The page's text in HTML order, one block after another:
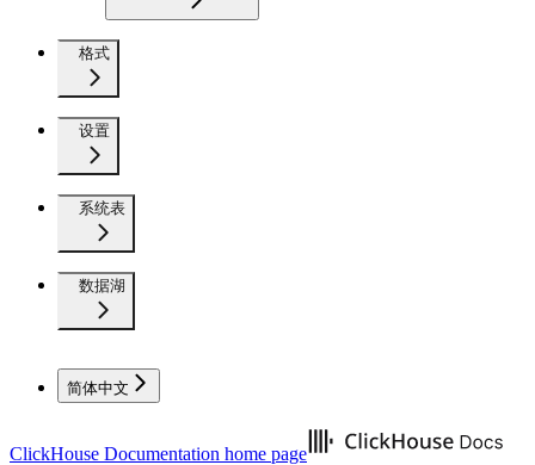
格式
设置
系统表
数据湖
简体中文
ClickHouse Documentation home page